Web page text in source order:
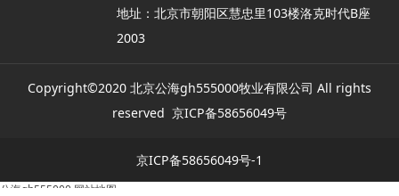
地址：北京市朝阳区慧忠里103楼洛克时代B座
2003
Copyright©2020 北京公海gh555000牧业有限公司 All rights
reserved 京ICP备58656049号
京ICP备58656049号-1
公海gh555000 网站地图